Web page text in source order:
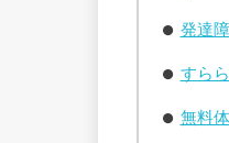
発達
すら
無料